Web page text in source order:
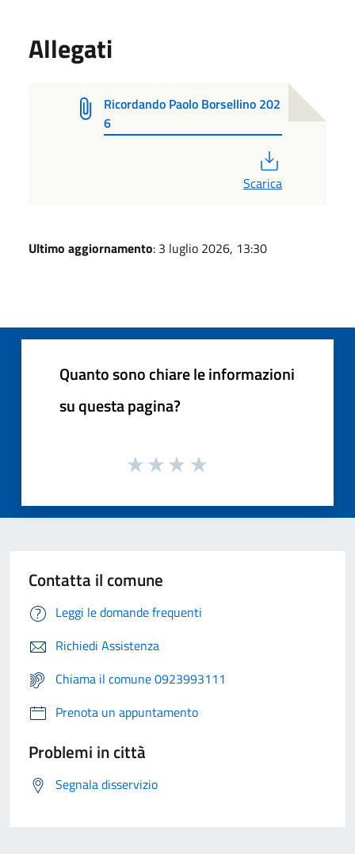
Allegati
Ricordando Paolo Borsellino 202
6
Scarica
Ultimo aggiornamento: 3 luglio 2026, 13:30
Quanto sono chiare le informazioni
su questa pagina?
Contatta il comune
Leggi le domande frequenti
Richiedi Assistenza
Chiama il comune 0923993111
Prenota un appuntamento
Problemi in città
Segnala disservizio